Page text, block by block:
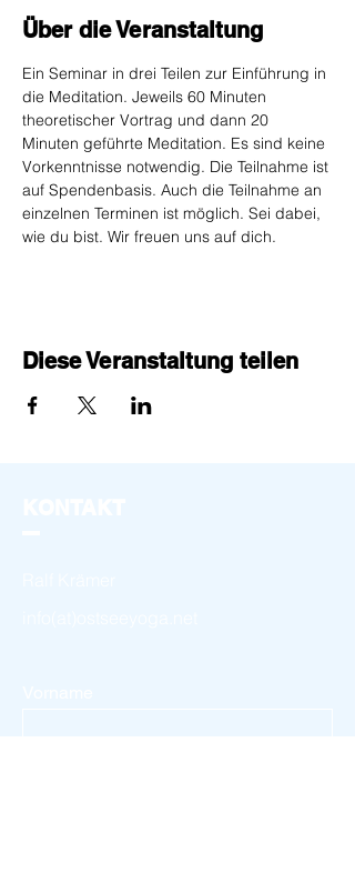
Über die Veranstaltung
Ein Seminar in drei Teilen zur Einführung in
die Meditation. Jeweils 60 Minuten
theoretischer Vortrag und dann 20
Minuten geführte Meditation. Es sind keine
Vorkenntnisse notwendig. Die Teilnahme ist
auf Spendenbasis. Auch die Teilnahme an
einzelnen Terminen ist möglich. Sei dabei,
wie du bist. Wir freuen uns auf dich.
Diese Veranstaltung teilen